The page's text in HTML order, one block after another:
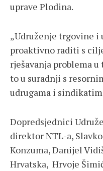
uprave Plodina.
„Udruženje trgovine i
proaktivno raditi s
rješavanja problema
to u suradnji s
udrugama i
Dopredsjednici
direktor NTL-a,
Konzuma, Danijel
Hrvatska, Hrvoje